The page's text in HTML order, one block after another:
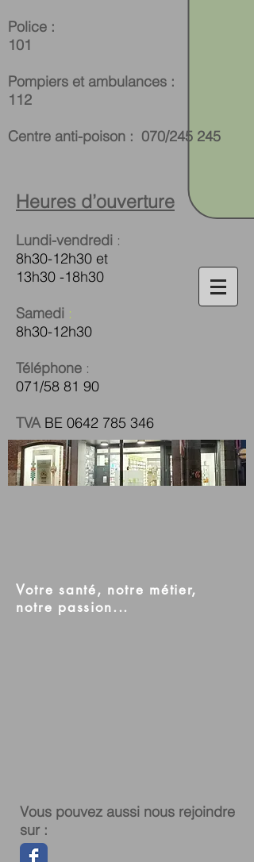
Police :
101
Pompiers et ambulances :
112
Centre anti-poison : 070/245 245
Heures d’ouverture
Lundi-vendredi :
8h30-12h30 et
13h30 -18h30
Samedi :
8h30-12h30
Téléphone :
071/58 81 90
TVA BE 0642 785 346
Votre santé, notre métier,
notre passion...
Vous pouvez aussi nous rejoindre
sur :